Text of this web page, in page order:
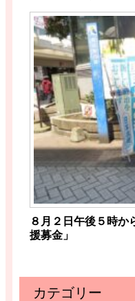
８月２日午後５時か
援募金」
カテゴリー